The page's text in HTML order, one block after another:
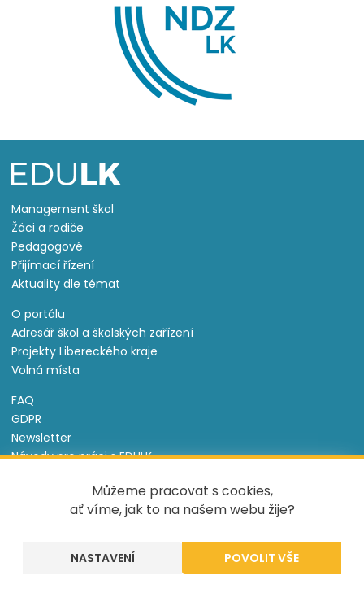
Můžeme pracovat s cookies,
ať víme, jak to na našem webu žije?
NASTAVENÍ
Management škol
Žáci a rodiče
Pedagogové
Přijímací řízení
Aktuality dle témat
O portálu
Adresář škol a školských zařízení
Projekty Libereckého kraje
Volná místa
FAQ
GDPR
Newsletter
Návody pro práci s EDULK
Nastavení cookies
Informace o souborech cookie
Tento projekt je spolufinancován Evropským sociálním
fondem a státním rozpočtem České republiky.